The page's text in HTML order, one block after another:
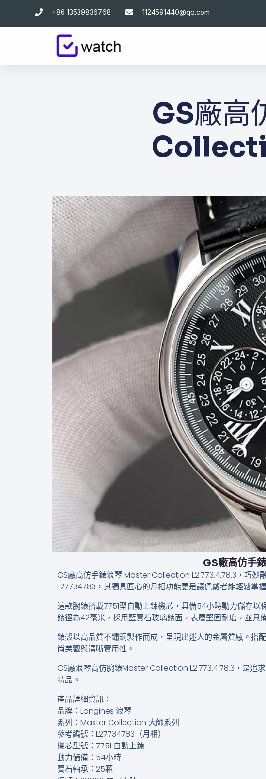
+86 13539836768 1124591440@qq.com
GS廠高
GS廠高仿手
GS廠高仿手錶浪琴 Master Collection L2.773.4.78.3，巧妙
L27734783，其獨具匠心的月相功能更是讓佩戴者能輕鬆掌
這款腕錶搭載7751型自動上鍊機芯，具備54小時動力儲存
錶徑為42毫米，採用藍寶石玻璃錶面，表層堅固耐磨，並具
錶殼以高品質不鏽鋼製作而成，呈現出迷人的金屬質感。搭
尚美觀與清晰實用性。
GS廠浪琴高仿腕錶Master Collection L2.773.4.78.3，是追
精品。
產品詳細資訊：
品牌：Longines 浪琴
系列：Master Collection 大師系列
參考編號：L27734783（月相）
機芯型號：7751 自動上鍊
動力儲備：54小時
寶石軸承：25顆